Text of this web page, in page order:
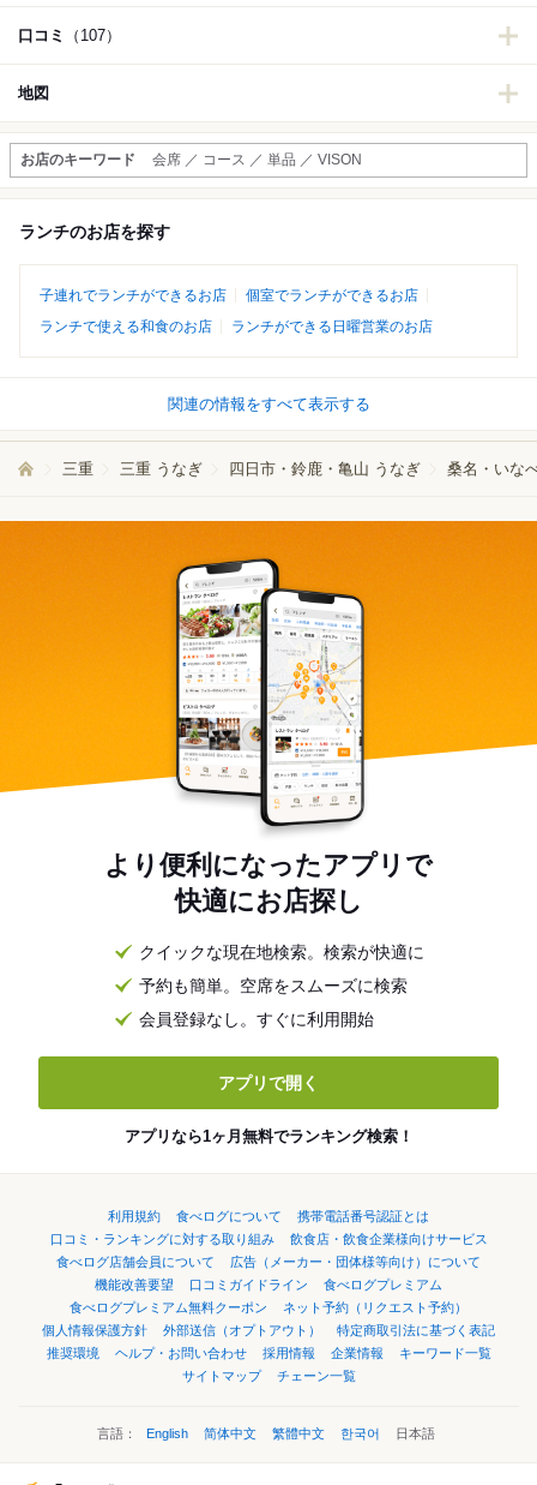
口コミ （107）
地図
お店のキーワード 会席 ／ コース ／ 単品 ／ VISON
ランチのお店を探す
子連れでランチができるお店
個室でランチができるお店
ランチで使える和食のお店
ランチができる日曜営業のお店
関連の情報をすべて表示する
三重 三重 うなぎ 四日市・鈴鹿・亀山 うなぎ 桑名・いな
より便利になったアプリで
快適にお店探し
クイックな現在地検索。検索が快適に
予約も簡単。空席をスムーズに検索
会員登録なし。すぐに利用開始
アプリで開く
アプリなら1ヶ月無料でランキング検索！
利用規約 食べログについて
携帯電話番号認証とは
口コミ・ランキングに対する取り組み
飲食店・飲食企業様向けサービス
食べログ店舗会員について
広告（メーカー・団体様等向け）について
機能改善要望
口コミガイドライン
食べログプレミアム
食べログプレミアム無料クーポン
ネット予約（リクエスト予約）
個人情報保護方針
外部送信（オプトアウト）
特定商取引法に基づく表記
推奨環境
ヘルプ・お問い合わせ 採用情報 企業情報
キーワード一覧
サイトマップ
チェーン一覧
言語： English 简体中文 繁體中文 한국어 日本語